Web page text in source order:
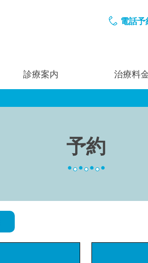
電話予
診療案内 治療料
予約